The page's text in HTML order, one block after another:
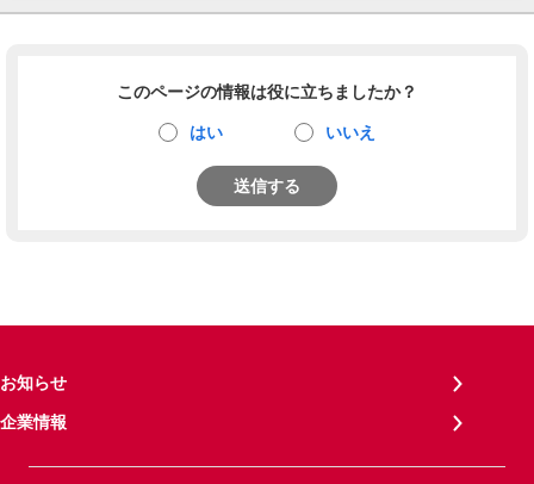
このページの情報は役に立ちましたか？
はい いいえ
送信する
お知らせ
企業情報